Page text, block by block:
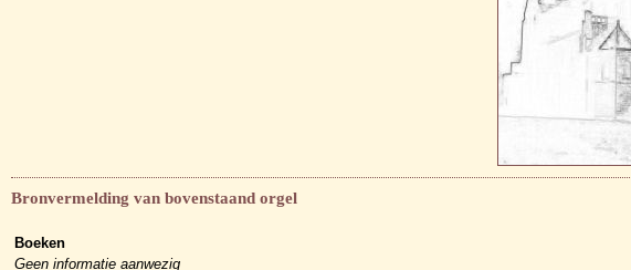
Bronvermelding van bovenstaand orgel
Boeken
Geen informatie aanwezig